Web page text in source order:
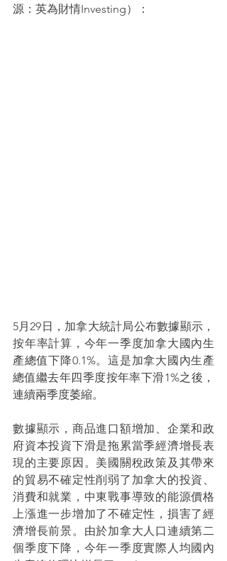
源：英為財情Investing）：
5月29日，加拿大統計局公布數據顯示，
按年率計算，今年一季度加拿大國內生
產總值下降0.1%。這是加拿大國內生產
總值繼去年四季度按年率下滑1%之後，
連續兩季度萎縮。
數據顯示，商品進口額增加、企業和政
府資本投資下滑是拖累當季經濟增長表
現的主要原因。美國關稅政策及其帶來
的貿易不確定性削弱了加拿大的投資、
消費和就業，中東戰事導致的能源價格
上漲進一步增加了不確定性，損害了經
濟增長前景。由於加拿大人口連續第二
個季度下降，今年一季度實際人均國內